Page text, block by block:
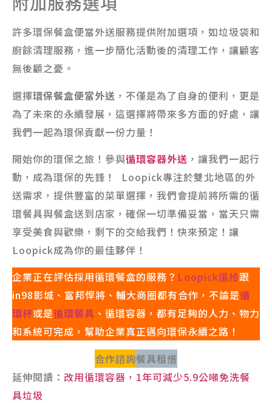
許多環保餐盒便當外送服務提供附加選項，如垃圾袋和
廚餘清理服務，進一步簡化活動後的清理工作，讓顧客
無後顧之憂。
選擇環保餐盒便當外送 ，不僅是為了自身的便利，更是
為了未來的永續發展，這選擇將帶來多方面的好處，讓
我們一起為環保貢獻一份力量！
開始你的環保之旅！參與循環容器外送 ，讓我們一起行
動，成為環保的先鋒！ Loopick專注於雙北地區的外
送需求，提供豐富的菜單選擇，我們會提前將所需的循
環餐具與餐盒送到店家，確保一切準備妥當，當天只需
享受美食與歡樂，剩下的交給我們！快來預定！讓
Loopick成為你的最佳夥伴！
企業正在評估採用循環餐盒的服務？ Loopick循拾跟
in98影城、富邦悍將、輔大商圈都有合作，不論是循
環杯或是循環餐具 、循環容器，都有足夠的人力、物力
和系統可完成，幫助企業真正邁向環保永續之路！
合作諮詢餐具租借
延伸閱讀： 改用循環容器，1年可減少5.9公噸免洗餐
具垃圾